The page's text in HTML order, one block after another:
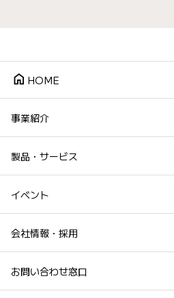
home HOME
事業紹介
製品・サービス
イベント
会社情報・採用
お問い合わせ窓口